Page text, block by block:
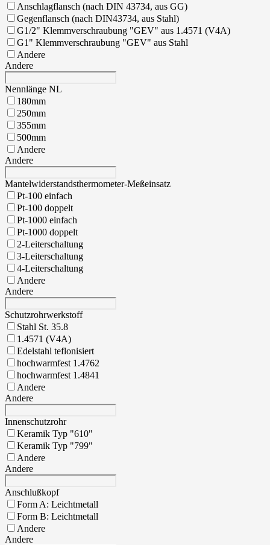
Anschlagflansch (nach DIN 43734, aus GG)
Gegenflansch (nach DIN43734, aus Stahl)
G1/2" Klemmverschraubung "GEV" aus 1.4571 (V4A)
G1" Klemmverschraubung "GEV" aus Stahl
Andere
Andere
Nennlänge NL
180mm
250mm
355mm
500mm
Andere
Andere
Mantelwiderstandsthermometer-Meßeinsatz
Pt-100 einfach
Pt-100 doppelt
Pt-1000 einfach
Pt-1000 doppelt
2-Leiterschaltung
3-Leiterschaltung
4-Leiterschaltung
Andere
Andere
Schutzrohrwerkstoff
Stahl St. 35.8
1.4571 (V4A)
Edelstahl teflonisiert
hochwarmfest 1.4762
hochwarmfest 1.4841
Andere
Andere
Innenschutzrohr
Keramik Typ "610"
Keramik Typ "799"
Andere
Andere
Anschlußkopf
Form A: Leichtmetall
Form B: Leichtmetall
Andere
Andere